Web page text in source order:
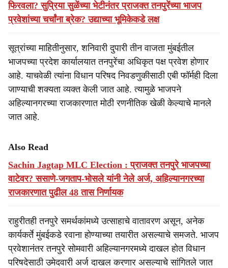
फिरवला? सुप्रिया सुळेंच्या भेटीनंतर प्राजक्त तनपुरेंच्या भाजप
प्रवेशांच्या चर्चांना ब्रेक? उद्याच्या भूमिकेकडे लक्ष
सूत्रांच्या माहितीनुसार, शनिवारी दुपारी तीन वाजता मुंबईतील
भाजपच्या प्रदेश कार्यालयात तनपुरेंचा अधिकृत पक्ष प्रवेश होणार
आहे. याचवेळी त्यांना विधान परिषद निवडणुकीसाठी एबी फॉर्मही दिला
जाण्याची शक्यता व्यक्त केली जात आहे. त्यामुळे भाजपने
अहिल्यानगरच्या राजकारणात मोठी रणनीतिक खेळी केल्याचे मानले
जात आहे.
Also Read
Sachin Jagtap MLC Election : प्राजक्त तनपुरे भाजपच्या
वाटेवर? ससाणे-जगताप-भोसले यांनी नेले अर्ज, अहिल्यानगरच्या
राजकारणात पुढील 48 तास निर्णायक
राहुरीतही तनपुरे समर्थकांमध्ये उत्साहाचे वातावरण असून, अनेक
कार्यकर्ते मुंबईकडे रवाना होण्याच्या तयारीत असल्याचे समजते. भाजप
प्रवेशानंतर तनपुरे सोमवारी अहिल्यानगरमध्ये दाखल होत विधान
परिषदेसाठी उमेदवारी अर्ज दाखल करणार असल्याचे सांगितले जात